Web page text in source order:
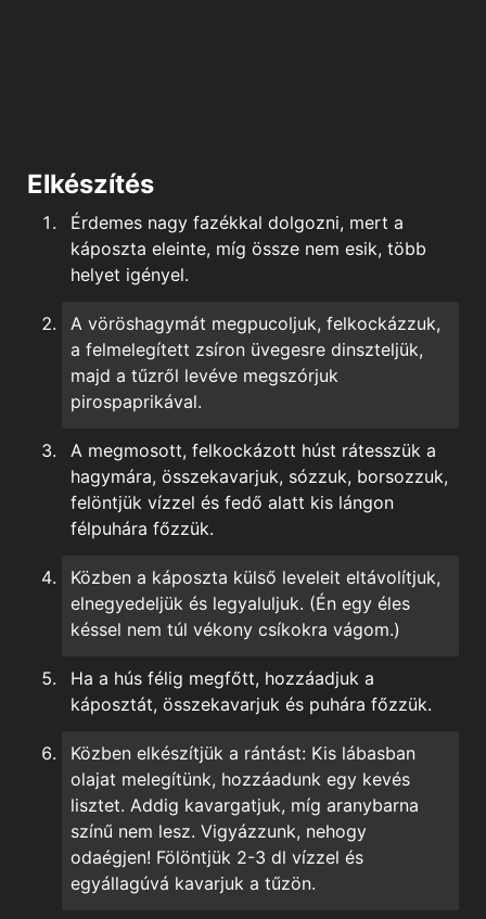
Elkészítés
Érdemes nagy fazékkal dolgozni, mert a
káposzta eleinte, míg össze nem esik, több
helyet igényel.
A vöröshagymát megpucoljuk, felkockázzuk,
a felmelegített zsíron üvegesre dinszteljük,
majd a tűzről levéve megszórjuk
pirospaprikával.
A megmosott, felkockázott húst rátesszük a
hagymára, összekavarjuk, sózzuk, borsozzuk,
felöntjük vízzel és fedő alatt kis lángon
félpuhára főzzük.
Közben a káposzta külső leveleit eltávolítjuk,
elnegyedeljük és legyaluljuk. (Én egy éles
késsel nem túl vékony csíkokra vágom.)
Ha a hús félig megfőtt, hozzáadjuk a
káposztát, összekavarjuk és puhára főzzük.
Közben elkészítjük a rántást: Kis lábasban
olajat melegítünk, hozzáadunk egy kevés
lisztet. Addig kavargatjuk, míg aranybarna
színű nem lesz. Vigyázzunk, nehogy
odaégjen! Fölöntjük 2-3 dl vízzel és
egyállagúvá kavarjuk a tűzön.